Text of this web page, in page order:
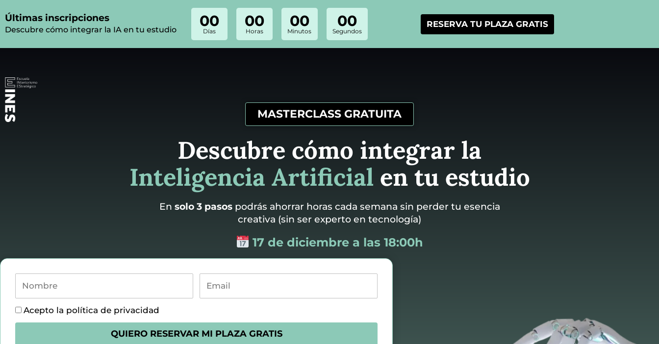
Últimas inscripciones
Descubre cómo integrar la IA en tu estudio 00
Días
00
Horas
00
Minutos
00
Segundos
RESERVA TU PLAZA GRATIS
MASTERCLASS GRATUITA
Descubre cómo integrar la
Inteligencia Artificial en tu estudio
En solo 3 pasospodrás ahorrar horas cada semana sin perder tu esencia
creativa (sin ser experto en tecnología)
17 de diciembre a las 18:00h
Política
Acepto la política de privacidad
QUIERO RESERVAR MI PLAZA GRATIS